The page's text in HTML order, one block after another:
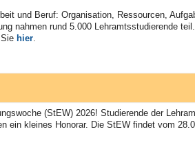
und Beruf: Organisation, Ressourcen,
nahmen rund 5.000 Lehramtsstudierende
hier
(StEW) 2026! Studierende der
ein kleines Honorar. Die StEW findet vom